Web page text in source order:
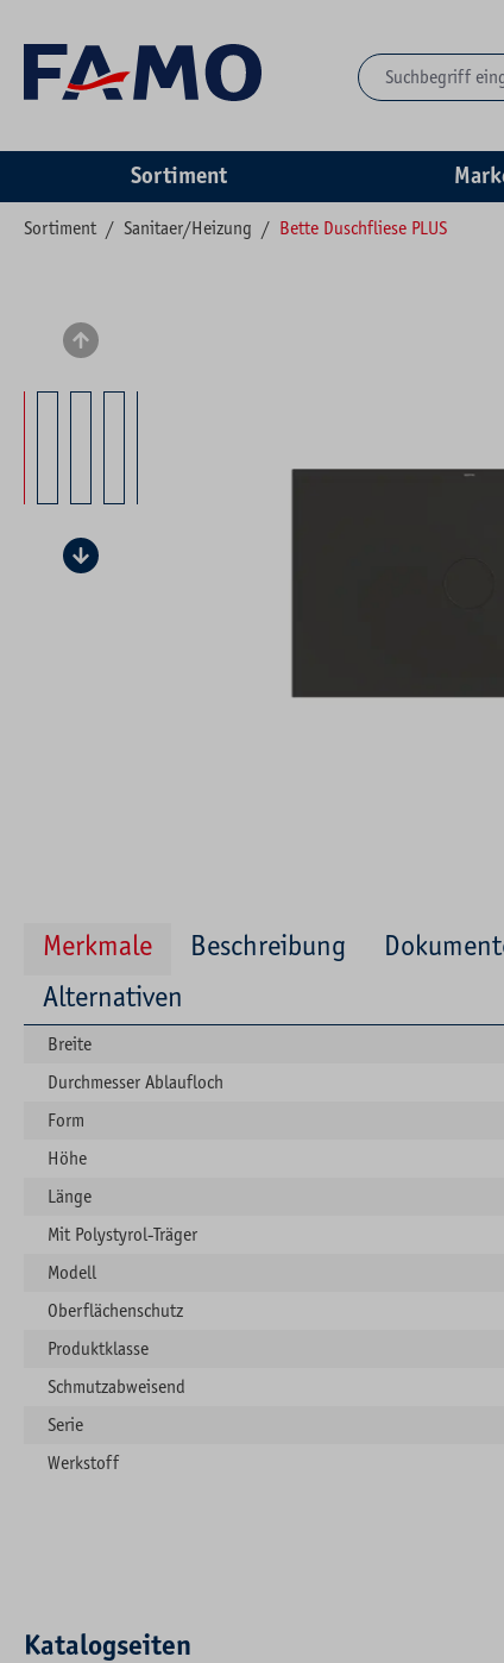
Sortiment
Sortiment / Sanitaer/Heizung / Bette Duschfliese PLUS
Bildergalerie überspringen
Merkmale Beschreibung
Alternativen
Breite
Durchmesser Ablaufloch
Form
Höhe
Länge
Mit Polystyrol-Träger
Modell
Oberflächenschutz
Produktklasse
Schmutzabweisend
Serie
Werkstoff
Katalogseiten